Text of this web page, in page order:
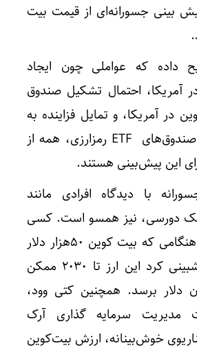
بینی جسورانه‌ای از قیمت بیت
داده که عواملی چون ایجاد
آمریکا، احتمال تشکیل صندوق
در آمریکا، و تمایل فزاینده به
سرمایه‌گذاری در صندوق‌های ETF رمزارزی، همه از
این پیش‌بینی هستند.
با دیدگاه افرادی مانند
جک دورسی، نیز همسو است. کسی
که سال گذشته، هنگامی که بیت کوین 50هزار دلار
ارزش داشت، پیشبینی کرد این ارز تا ۲۰۳۰ ممکن
۱ میلیون دلار برسد. همچنین کتی وود،
مدیریت سرمایه گذاری آرک
خوش‌بینانه، ارزش بیت‌کوین